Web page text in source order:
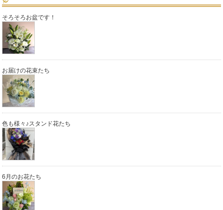
そろそろお盆です！
お届けの花束たち
色も様々♪スタンド花たち
6月のお花たち